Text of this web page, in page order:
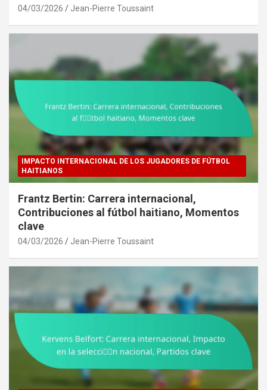
04/03/2026 Jean-Pierre Toussaint
IMPACTO INTERNACIONAL DE LOS JUGADORES DE FÚTBOL
HAITIANOS
Frantz Bertin: Carrera internacional,
Contribuciones al fútbol haitiano, Momentos
clave
04/03/2026 Jean-Pierre Toussaint